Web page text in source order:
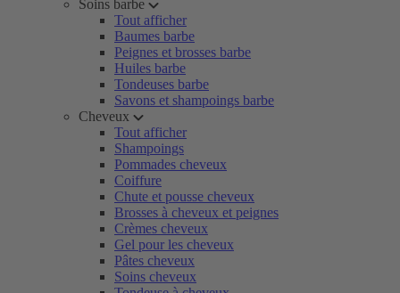
Soins barbe
Tout afficher
Baumes barbe
Peignes et brosses barbe
Huiles barbe
Tondeuses barbe
Savons et shampoings barbe
Cheveux
Tout afficher
Shampoings
Pommades cheveux
Coiffure
Chute et pousse cheveux
Brosses à cheveux et peignes
Crèmes cheveux
Gel pour les cheveux
Pâtes cheveux
Soins cheveux